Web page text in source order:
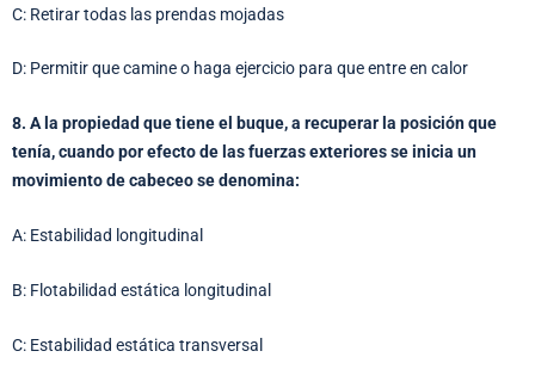
C: Retirar todas las prendas mojadas
D: Permitir que camine o haga ejercicio para que entre en calor
8. A la propiedad que tiene el buque, a recuperar la posición que
tenía, cuando por efecto de las fuerzas exteriores se inicia un
movimiento de cabeceo se denomina:
A: Estabilidad longitudinal
B: Flotabilidad estática longitudinal
C: Estabilidad estática transversal